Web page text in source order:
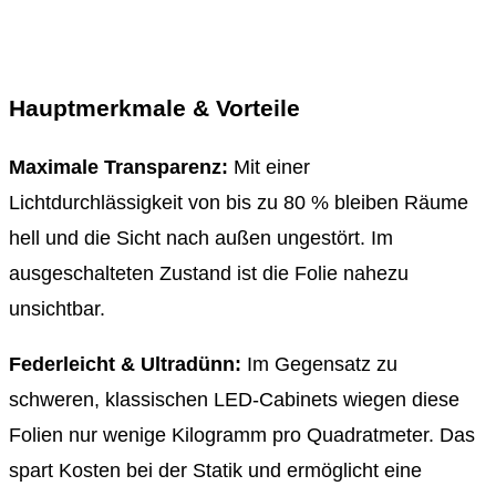
Hauptmerkmale & Vorteile
Maximale Transparenz: Mit einer
Lichtdurchlässigkeit von bis zu 80 % bleiben Räume
hell und die Sicht nach außen ungestört. Im
ausgeschalteten Zustand ist die Folie nahezu
unsichtbar.
Federleicht & Ultradünn: Im Gegensatz zu
schweren, klassischen LED-Cabinets wiegen diese
Folien nur wenige Kilogramm pro Quadratmeter. Das
spart Kosten bei der Statik und ermöglicht eine